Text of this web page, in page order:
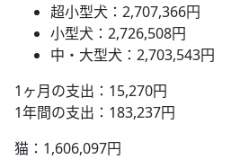
超小型犬：2,707,366円
小型犬：2,726,508円
中・大型犬：2,703,543円
1ヶ月の支出：15,270円
1年間の支出：183,237円
猫：1,606,097円